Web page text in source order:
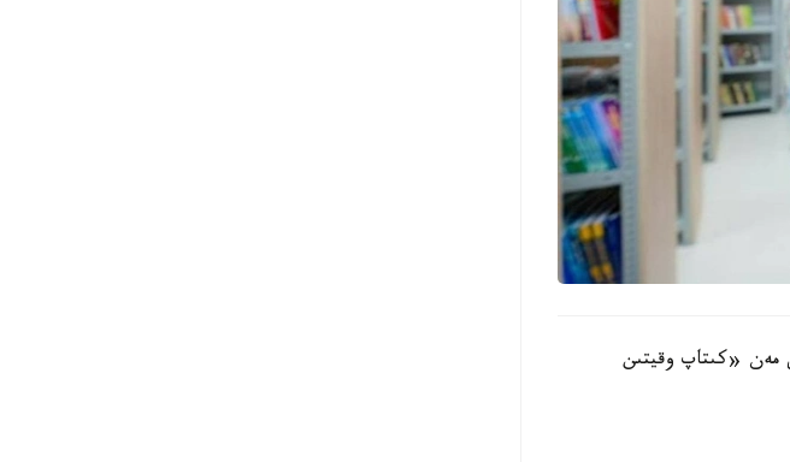
مەن «كىتاپ وقيتىن